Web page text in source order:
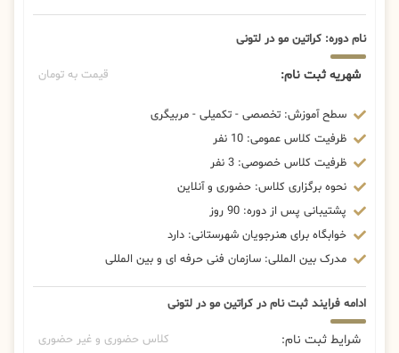
نام دوره: کراتین مو در لتونی
شهریه ثبت نام: قیمت به تومان
سطح آموزش: تخصصی - تکمیلی - مربیگری
ظرفیت کلاس عمومی: 10 نفر
ظرفیت کلاس خصوصی: 3 نفر
نحوه برگزاری کلاس: حضوری و آنلاین
پشتیبانی پس از دوره: 90 روز
خوابگاه برای هنرجویان شهرستانی: دارد
مدرک بین المللی: سازمان فنی حرفه ای و بین المللی
ادامه فرایند ثبت نام در کراتین مو در لتونی
شرایط ثبت نام: کلاس حضوری و غیر حضوری